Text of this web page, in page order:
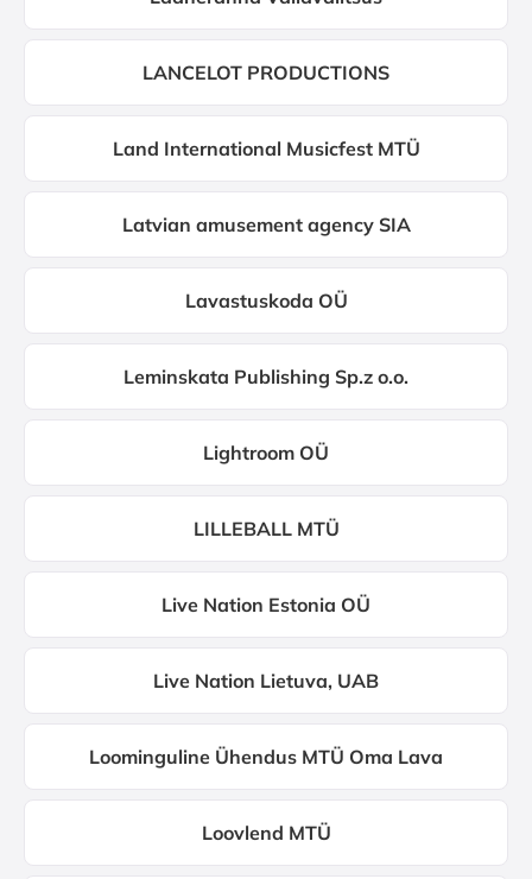
LANCELOT PRODUCTIONS
Land International Musicfest MTÜ
Latvian amusement agency SIA
Lavastuskoda OÜ
Leminskata Publishing Sp.z o.o.
Lightroom OÜ
LILLEBALL MTÜ
Live Nation Estonia OÜ
Live Nation Lietuva, UAB
Loominguline Ühendus MTÜ Oma Lava
Loovlend MTÜ